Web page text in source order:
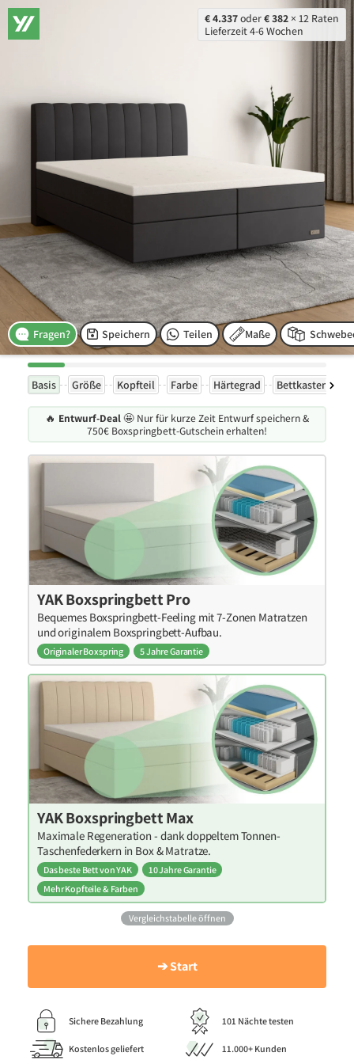
€ 4.337oder€ 382 × 12 Raten
Lieferzeit 4-6 Wochen
Fragen? Maße
Speichern Teilen
Basis Größe Kopfteil Farbe Härtegrad Bettkasten
🔥 Entwurf-Deal🤩 Nur für kurze Zeit Entwurf speichern &
750€ Boxspringbett-Gutschein erhalten!
YAK Boxspringbett Pro
Bequemes Boxspringbett-Feeling mit 7-Zonen Matratzen
und originalem Boxspringbett-Aufbau.
Originaler Boxspring 5 Jahre Garantie
YAK Boxspringbett Max
Maximale Regeneration - dank doppeltem Tonnen-
Taschenfederkern in Box & Matratze.
Das beste Bett von YAK
10 Jahre Garantie
Mehr Kopfteile & Farben
Vergleichstabelle öffnen
➔ Start
Sichere Bezahlung 101 Nächte testen
Kostenlos geliefert 11.000+ Kunden